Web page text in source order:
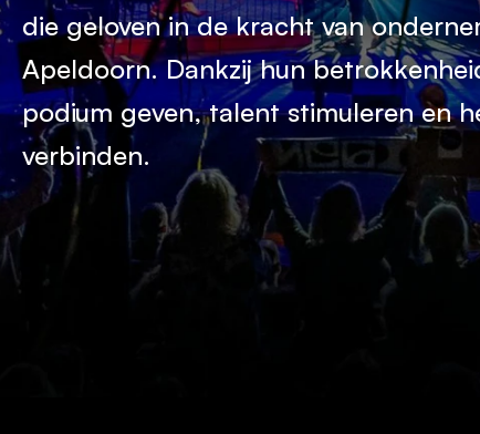
die geloven in de kracht van
Apeldoorn. Dankzij hun
podium geven, talent stimuleren en
verbinden.
Ook partner worden